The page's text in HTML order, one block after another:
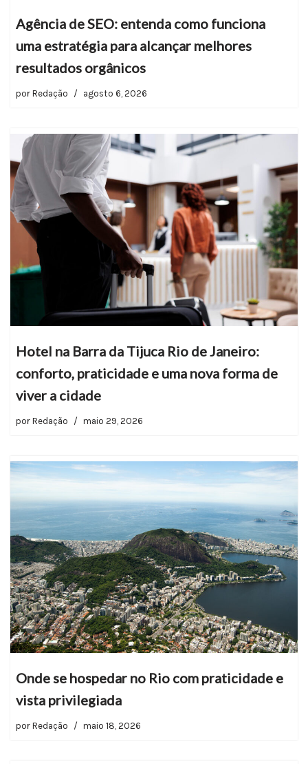
Agência de SEO: entenda como funciona
uma estratégia para alcançar melhores
resultados orgânicos
por Redação agosto 6, 2026
Hotel na Barra da Tijuca Rio de Janeiro:
conforto, praticidade e uma nova forma de
viver a cidade
por Redação maio 29, 2026
Onde se hospedar no Rio com praticidade e
vista privilegiada
por Redação maio 18, 2026